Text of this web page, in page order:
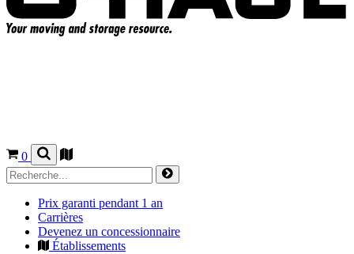
0
Prix garanti pendant 1 an
Carrières
Devenez un concessionnaire
Établissements